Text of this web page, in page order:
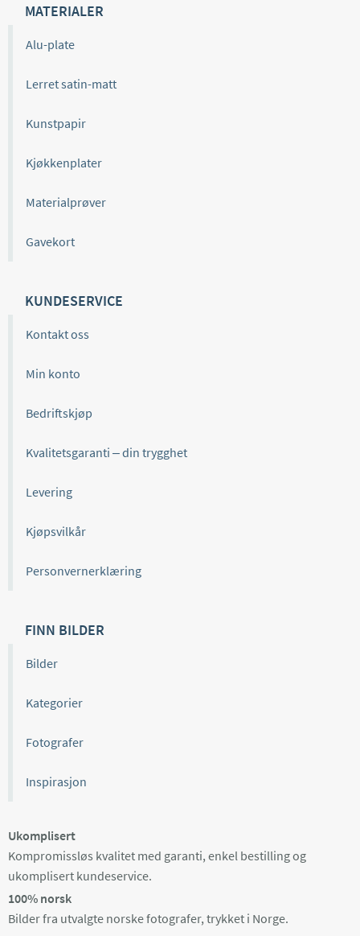
MATERIALER
Alu-plate
Lerret satin-matt
Kunstpapir
Kjøkkenplater
Materialprøver
Gavekort
KUNDESERVICE
Kontakt oss
Min konto
Bedriftskjøp
Kvalitetsgaranti – din trygghet
Levering
Kjøpsvilkår
Personvernerklæring
FINN BILDER
Bilder
Kategorier
Fotografer
Inspirasjon
Ukomplisert
Kompromissløs kvalitet med garanti, enkel bestilling og
ukomplisert kundeservice.
100% norsk
Bilder fra utvalgte norske fotografer, trykket i Norge.